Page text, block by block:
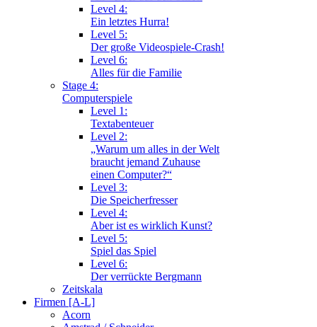
Level 4:
Ein letztes Hurra!
Level 5:
Der große Videospiele-Crash!
Level 6:
Alles für die Familie
Stage 4:
Computerspiele
Level 1:
Textabenteuer
Level 2:
„Warum um alles in der Welt
braucht jemand Zuhause
einen Computer?“
Level 3:
Die Speicherfresser
Level 4:
Aber ist es wirklich Kunst?
Level 5:
Spiel das Spiel
Level 6:
Der verrückte Bergmann
Zeitskala
Firmen [A-L]
Acorn